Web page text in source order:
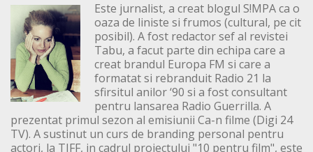
Este jurnalist, a creat blogul S!MPA ca o
oaza de liniste si frumos (cultural, pe cit
posibil). A fost redactor sef al revistei
Tabu, a facut parte din echipa care a
creat brandul Europa FM si care a
formatat si rebranduit Radio 21 la
sfirsitul anilor ‘90 si a fost consultant
pentru lansarea Radio Guerrilla. A
prezentat primul sezon al emisiunii Ca-n filme (Digi 24
TV). A sustinut un curs de branding personal pentru
actori, la TIFF, in cadrul proiectului "10 pentru film", este